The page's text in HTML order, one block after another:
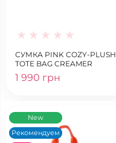
СУМКА PINK COZY-PLUSH
TOTE BAG CREAMER
1 990 грн
New
Рекомендуем